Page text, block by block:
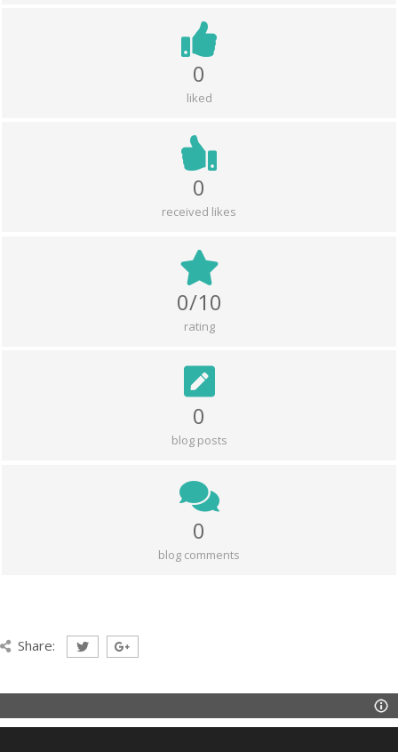
0
liked
0
received likes
0/10
rating
0
blog posts
0
blog comments
Share: